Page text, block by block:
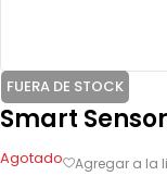
FUERA DE STOCK
Smart
Agotado